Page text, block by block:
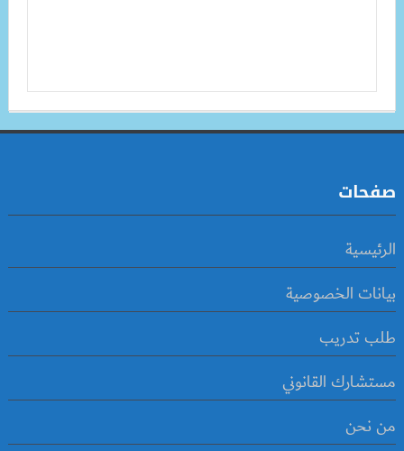
صفحات
الرئيسية
بيانات الخصوصية
طلب تدريب
مستشارك القانوني
من نحن